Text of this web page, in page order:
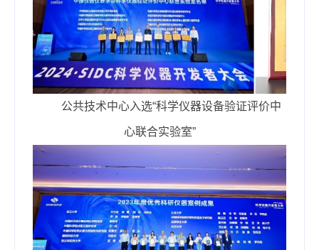
公共技术中心入选“科学仪器设备验证评价中
心联合实验室”